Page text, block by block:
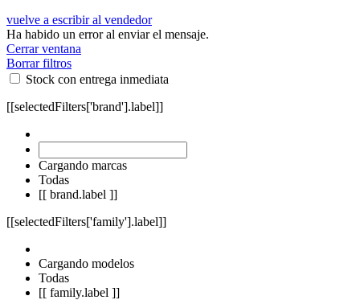
vuelve a escribir al vendedor
Ha habido un error al enviar el mensaje.
Cerrar ventana
Borrar filtros
Stock con entrega inmediata
[[selectedFilters['brand'].label]]
Cargando marcas
Todas
[[ brand.label ]]
[[selectedFilters['family'].label]]
Cargando modelos
Todas
[[ family.label ]]